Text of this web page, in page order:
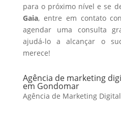
para o próximo nível e se
Gaia, entre em contato
agendar uma consulta
ajudá-lo a alcançar o
merece!
Agência de marketing
em Gondomar
Agência de Marketing